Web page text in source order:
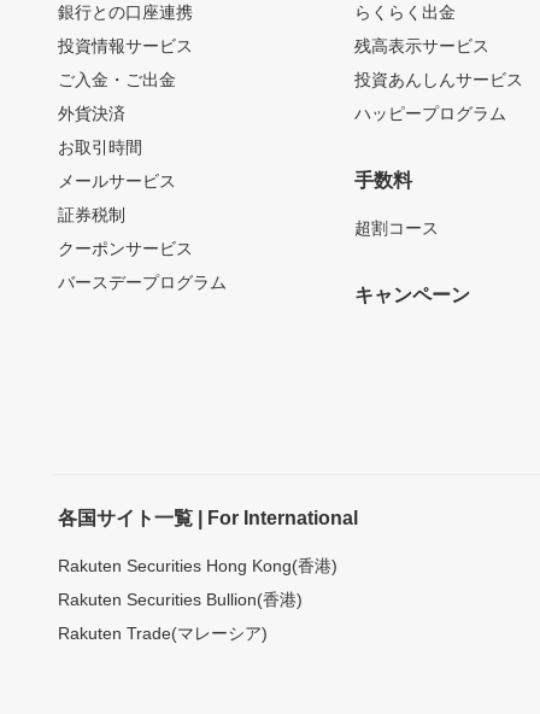
銀行との口座連携
投資情報サービス
ご入金・ご出金
外貨決済
お取引時間
メールサービス
証券税制
クーポンサービス
バースデープログラム
らくらく出金
残高表示サービス
投資あんしんサービス
ハッピープログラム
手数料
超割コース
キャンペーン
各国サイト一覧 | For International
Rakuten Securities Hong Kong(香港)
Rakuten Securities Bullion(香港)
Rakuten Trade(マレーシア)